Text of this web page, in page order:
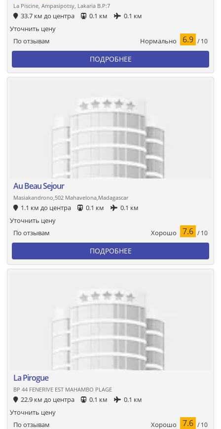
La Piscine, Ampasipotsy, Lakaria B.P:7
33.7 км до центра 0.1 км 0.1 км
По отзывам Нормально 6.9 / 10
Уточнить цену
ПОДРОБНЕЕ
Au Beau Sejour
Masiakandrono,502 Mahavelona,Madagascar
1.1 км до центра 0.1 км 0.1 км
По отзывам Хорошо 7.6 / 10
Уточнить цену
ПОДРОБНЕЕ
La Pirogue
BP 44 FENERIVE EST MAHAMBO PLAGE
22.9 км до центра 0.1 км 0.1 км
По отзывам Хорошо 7.6 / 10
Уточнить цену